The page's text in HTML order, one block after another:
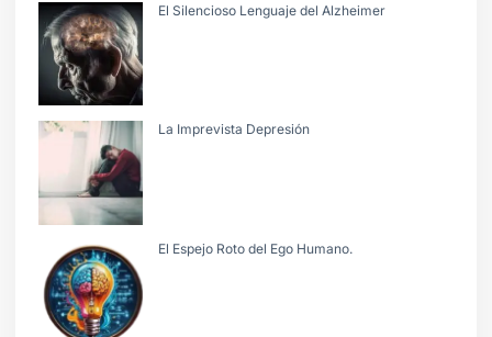
El Silencioso Lenguaje del Alzheimer
La Imprevista Depresión
El Espejo Roto del Ego Humano.